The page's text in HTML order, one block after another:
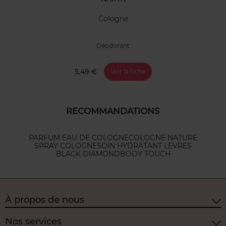
Cologne
Déodorant
5,49 € Voir la fiche
RECOMMANDATIONS
PARFUM EAU DE COLOGNECOLOGNE NATURE
SPRAY COLOGNESOIN HYDRATANT LEVRES
BLACK DIAMONDBODY TOUCH
À propos de nous
Nos services